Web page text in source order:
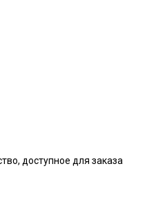
доступное для заказа